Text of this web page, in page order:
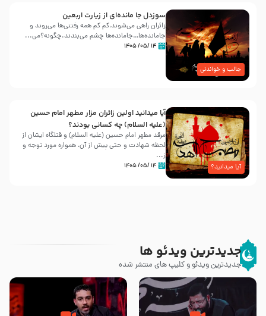
جالب و خواندنی
سوزدل جا مانده‌ای از زیارت اربعین
زائران راهی می‌شوند،کم‌ کم همه رفتنی‌ها می‌روند و
جامانده‌ها…جامانده‌ها چشم می‌بندند.چگونه؟می‌...
۱۴ /۰۵/ ۱۴۰۵
آیا میدانید؟
آیا میدانید اولین زائران مزار مطهر امام حسین
(علیه السلام) چه کسانی بودند؟
مرقد مطهر امام حسین (علیه السلام) و قتلگاه ایشان از
لحظه شهادت و حتی پیش از آن، همواره مورد توجه و
ز...
۱۴ /۰۵/ ۱۴۰۵
جدیدترین ویدئو ها
جدیدترین ویدئو و کلیپ های منتشر شده